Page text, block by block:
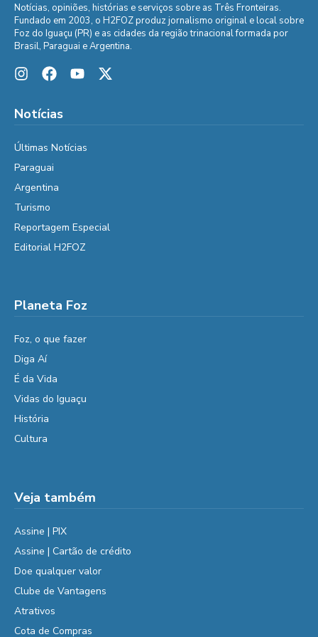
Notícias, opiniões, histórias e serviços sobre as Três Fronteiras.
Fundado em 2003, o H2FOZ produz jornalismo original e local sobre
Foz do Iguaçu (PR) e as cidades da região trinacional formada por
Brasil, Paraguai e Argentina.
Notícias
Últimas Notícias
Paraguai
Argentina
Turismo
Reportagem Especial
Editorial H2FOZ
Planeta Foz
Foz, o que fazer
Diga Aí
É da Vida
Vidas do Iguaçu
História
Cultura
Veja também
Assine | PIX
Assine | Cartão de crédito
Doe qualquer valor
Clube de Vantagens
Atrativos
Cota de Compras